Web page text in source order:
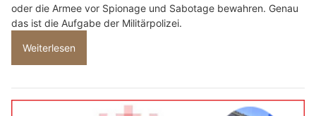
oder die Armee vor Spionage und Sabotage bewahren. Genau
das ist die Aufgabe der Militärpolizei.
Weiterlesen